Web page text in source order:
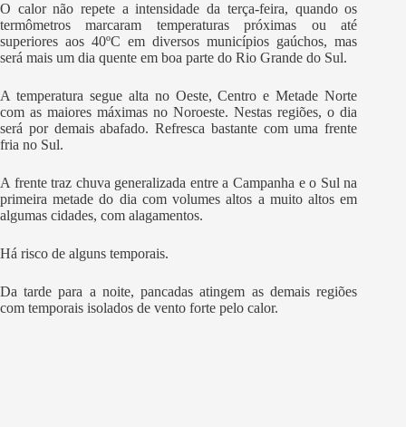
O calor não repete a intensidade da terça-feira, quando os
termômetros marcaram temperaturas próximas ou até
superiores aos 40ºC em diversos municípios gaúchos, mas
será mais um dia quente em boa parte do Rio Grande do Sul.
A temperatura segue alta no Oeste, Centro e Metade Norte
com as maiores máximas no Noroeste. Nestas regiões, o dia
será por demais abafado. Refresca bastante com uma frente
fria no Sul.
A frente traz chuva generalizada entre a Campanha e o Sul na
primeira metade do dia com volumes altos a muito altos em
algumas cidades, com alagamentos.
Há risco de alguns temporais.
Da tarde para a noite, pancadas atingem as demais regiões
com temporais isolados de vento forte pelo calor.